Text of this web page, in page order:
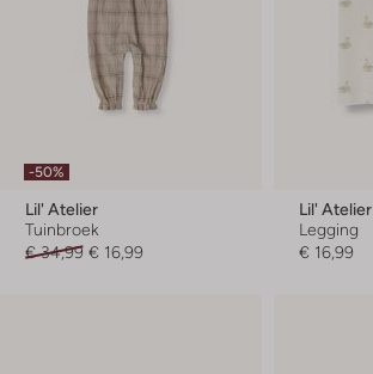
-50%
Lil' Atelier
Tuinbroek
€ 34,99 € 16,99
Lil' Atelier
Legging
€ 16,99